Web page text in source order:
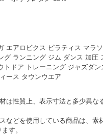
エアロビクス ピラティス マラ
グ ランニング ジム ダンス 加圧
トドア トレーニング ジャズダン
ース タウンウエア
は性質上、表示寸法と多少異な
などを使用している商品は、素
す。